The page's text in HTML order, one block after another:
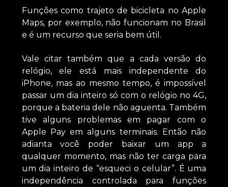
Funções como trajeto de bicicleta no Apple
Maps, por exemplo, não funcionam no Brasil
e é um recurso que seria bem útil.
Vale citar também que a cada versão do
relógio, ele está mais independente do
iPhone, mas ao mesmo tempo, é impossível
passar um dia inteiro só com o relógio no 4G,
porque a bateria dele não aguenta. Também
tive alguns problemas em pagar com o
Apple Pay em alguns terminais. Então não
adianta você poder baixar um app a
qualquer momento, mas não ter carga para
um dia inteiro de “esqueci o celular”. É uma
independência controlada para funções